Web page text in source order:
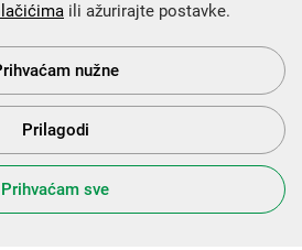
instrumenta sufinanciranog iz
razvoj u sklopu Operativnog
i kohezija”.
s Vama od 2014. godine!
ili ažurirajte postavke.
nužne
Prilagodi
Prihvaćam sve